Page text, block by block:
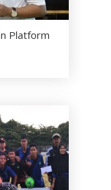
Platform